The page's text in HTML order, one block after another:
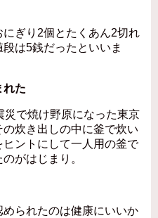
ぎり2個とたくあん2切れ
は5銭だったといいま
れた
で焼け野原になった東京
炊き出しの中に釜で炊い
ントにして一人用の釜で
がはじまり。
られたのは健康にいいか